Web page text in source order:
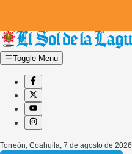
Toggle Menu
Torreón, Coahuila 7 de agosto de 2026